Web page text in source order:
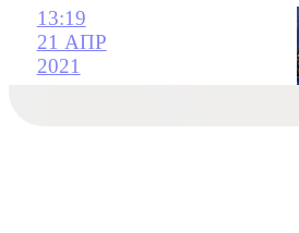
13:19
21 АПР
2021